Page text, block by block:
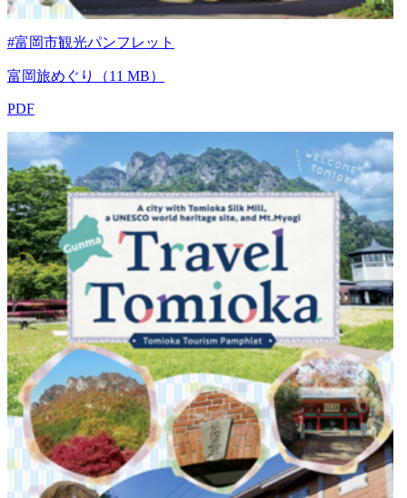
#富岡市観光パンフレット
富岡旅めぐり（11 MB）
PDF